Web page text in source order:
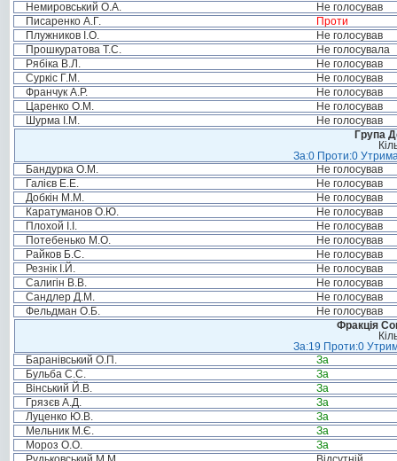
Немировський О.А.
Не голосував
Писаренко А.Г.
Проти
Плужников І.О.
Не голосував
Прошкуратова Т.С.
Не голосувала
Рябіка В.Л.
Не голосував
Суркіс Г.М.
Не голосував
Франчук А.Р.
Не голосував
Царенко О.М.
Не голосував
Шурма І.М.
Не голосував
Група
За:0 Проти:0
Бандурка О.М.
Не голосував
Галієв Е.Е.
Не голосував
Добкін М.М.
Не голосував
Каратуманов О.Ю.
Не голосував
Плохой І.І.
Не голосував
Потебенько М.О.
Не голосував
Райков Б.С.
Не голосував
Резнік І.Й.
Не голосував
Салигін В.В.
Не голосував
Сандлер Д.М.
Не голосував
Фельдман О.Б.
Не голосував
Фракція
За:19 Проти:0
Баранівський О.П.
За
Бульба С.С.
За
Вінський Й.В.
За
Грязєв А.Д.
За
Луценко Ю.В.
За
Мельник М.Є.
За
Мороз О.О.
За